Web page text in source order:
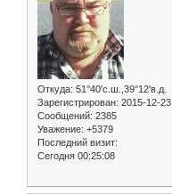
Откуда: 51°40′с.ш.,39°12'в.д.
Зарегистрирован: 2015-12-23
Сообщений: 2385
Уважение: +5379
Последний визит:
Сегодня 00:25:08